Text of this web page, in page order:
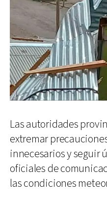
Las autoridades
extremar
innecesarios y seguir
oficiales de
las condiciones